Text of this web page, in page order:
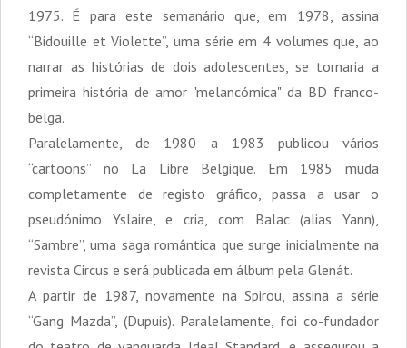
1975. É para este semanário que, em 1978, assina
“Bidouille et Violette”, uma série em 4 volumes que, ao
narrar as histórias de dois adolescentes, se tornaria a
primeira história de amor "melancómica" da BD franco-
belga.
Paralelamente, de 1980 a 1983 publicou vários
“cartoons” no La Libre Belgique. Em 1985 muda
completamente de registo gráfico, passa a usar o
pseudónimo Yslaire, e cria, com Balac (alias Yann),
“Sambre”, uma saga romântica que surge inicialmente na
revista Circus e será publicada em álbum pela Glenát.
A partir de 1987, novamente na Spirou, assina a série
“Gang Mazda”, (Dupuis). Paralelamente, foi co-fundador